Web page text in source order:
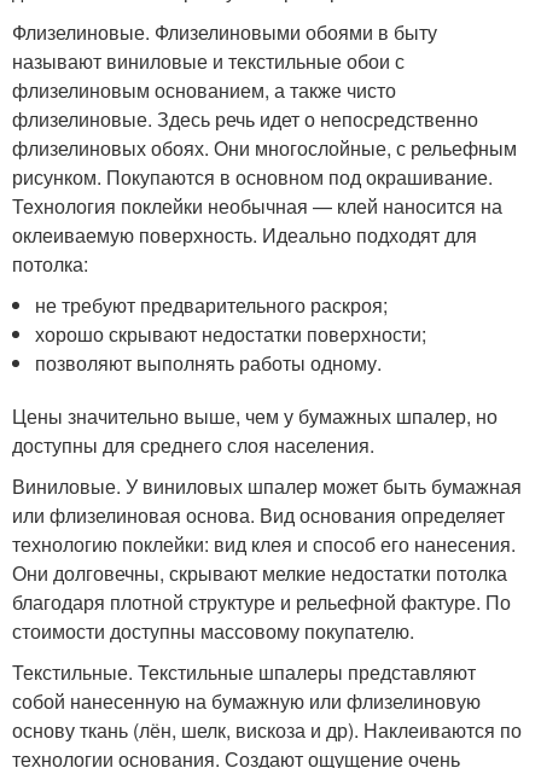
Флизелиновые. Флизелиновыми обоями в быту
называют виниловые и текстильные обои с
флизелиновым основанием, а также чисто
флизелиновые. Здесь речь идет о непосредственно
флизелиновых обоях. Они многослойные, с рельефным
рисунком. Покупаются в основном под окрашивание.
Технология поклейки необычная — клей наносится на
оклеиваемую поверхность. Идеально подходят для
потолка:
не требуют предварительного раскроя;
хорошо скрывают недостатки поверхности;
позволяют выполнять работы одному.
Цены значительно выше, чем у бумажных шпалер, но
доступны для среднего слоя населения.
Виниловые. У виниловых шпалер может быть бумажная
или флизелиновая основа. Вид основания определяет
технологию поклейки: вид клея и способ его нанесения.
Они долговечны, скрывают мелкие недостатки потолка
благодаря плотной структуре и рельефной фактуре. По
стоимости доступны массовому покупателю.
Текстильные. Текстильные шпалеры представляют
собой нанесенную на бумажную или флизелиновую
основу ткань (лён, шелк, вискоза и др). Наклеиваются по
технологии основания. Создают ощущение очень